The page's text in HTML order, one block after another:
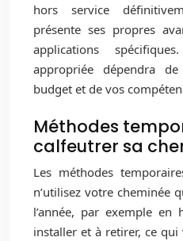
hors service
présente ses propres
applications
appropriée dépendra
budget et de vos
Méthodes
calfeutrer sa
Les méthodes
n’utilisez votre cheminée
l’année, par exemple en
installer et à retirer, ce